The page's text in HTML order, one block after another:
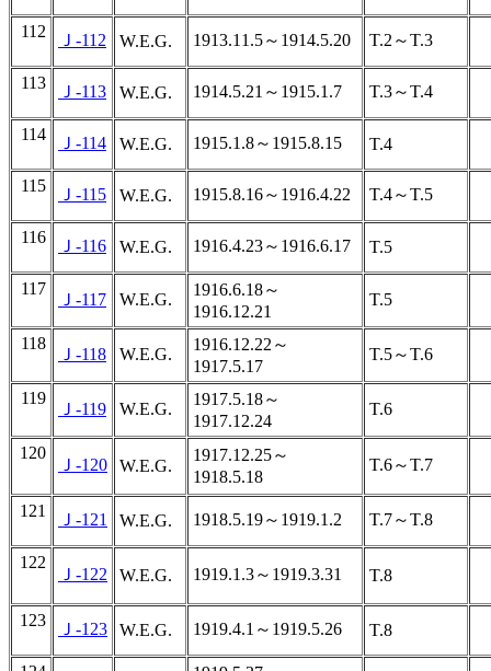
112 Ｊ-112 W.E.G. 1913.11.5～1914.5.20 T.2～T.3
113 Ｊ-113 W.E.G. 1914.5.21～1915.1.7 T.3～T.4
114 Ｊ-114 W.E.G. 1915.1.8～1915.8.15 T.4
115 Ｊ-115 W.E.G. 1915.8.16～1916.4.22 T.4～T.5
116 Ｊ-116 W.E.G. 1916.4.23～1916.6.17 T.5
117
Ｊ-117 W.E.G.
1916.6.18～
1916.12.21
T.5
118
Ｊ-118 W.E.G.
1916.12.22～
1917.5.17
T.5～T.6
119
Ｊ-119 W.E.G.
1917.5.18～
1917.12.24
T.6
120
Ｊ-120 W.E.G.
1917.12.25～
1918.5.18
T.6～T.7
121 Ｊ-121 W.E.G. 1918.5.19～1919.1.2 T.7～T.8
122
Ｊ-122 W.E.G. 1919.1.3～1919.3.31 T.8
123 Ｊ-123 W.E.G. 1919.4.1～1919.5.26 T.8